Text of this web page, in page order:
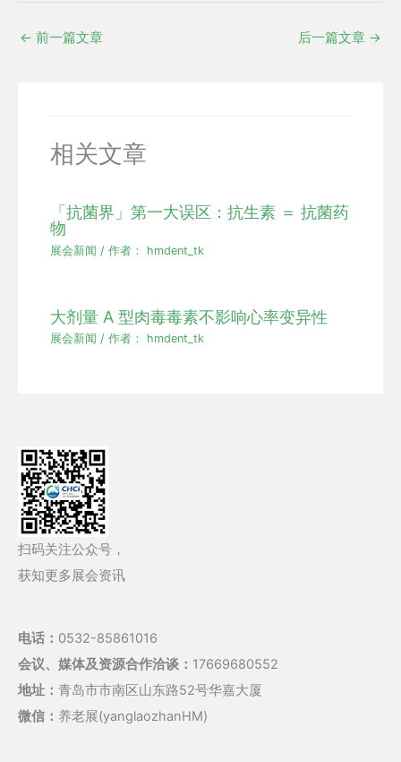
← 前一篇文章 后一篇文章 →
相关文章
「抗菌界」第一大误区：抗生素 ＝ 抗菌药
物
展会新闻 / 作者： hmdent_tk
大剂量 A 型肉毒毒素不影响心率变异性
展会新闻 / 作者： hmdent_tk
扫码关注公众号，
获知更多展会资讯
电话： 0532-85861016
会议、媒体及资源合作洽谈： 17669680552
地址： 青岛市市南区山东路52号华嘉大厦
微信： 养老展(yanglaozhanHM)